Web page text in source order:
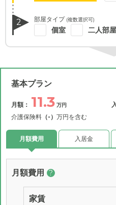
2 部屋タイプ (複数選択可)
個室 二人部屋
基本プラン
月額： 11.3 万円
介護保険料 （-） 万円を含む
月額費用 入居金
月額費用 ?
家賃